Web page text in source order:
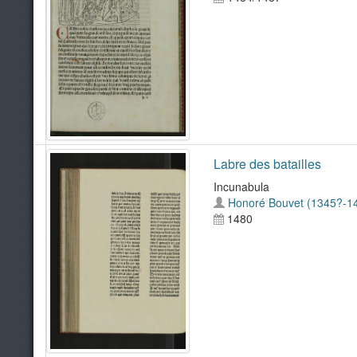
Labre des batailles
Incunabula
Honoré Bouvet (1345?-
1480